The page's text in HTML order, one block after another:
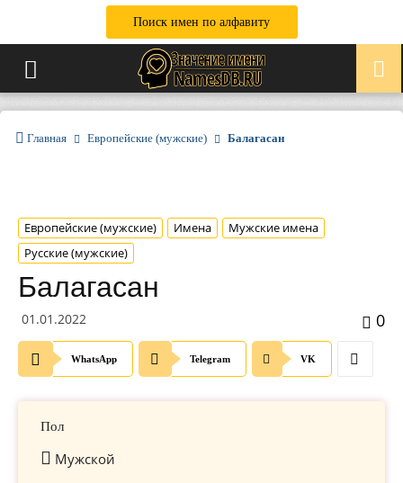
Поиск имен по алфавиту
Главная Европейские (мужские) Балагасан
Европейские (мужские) Имена
Мужские имена
Русские (мужские)
Балагасан
01.01.2022 0
WhatsApp Telegram VK
Пол
Мужской